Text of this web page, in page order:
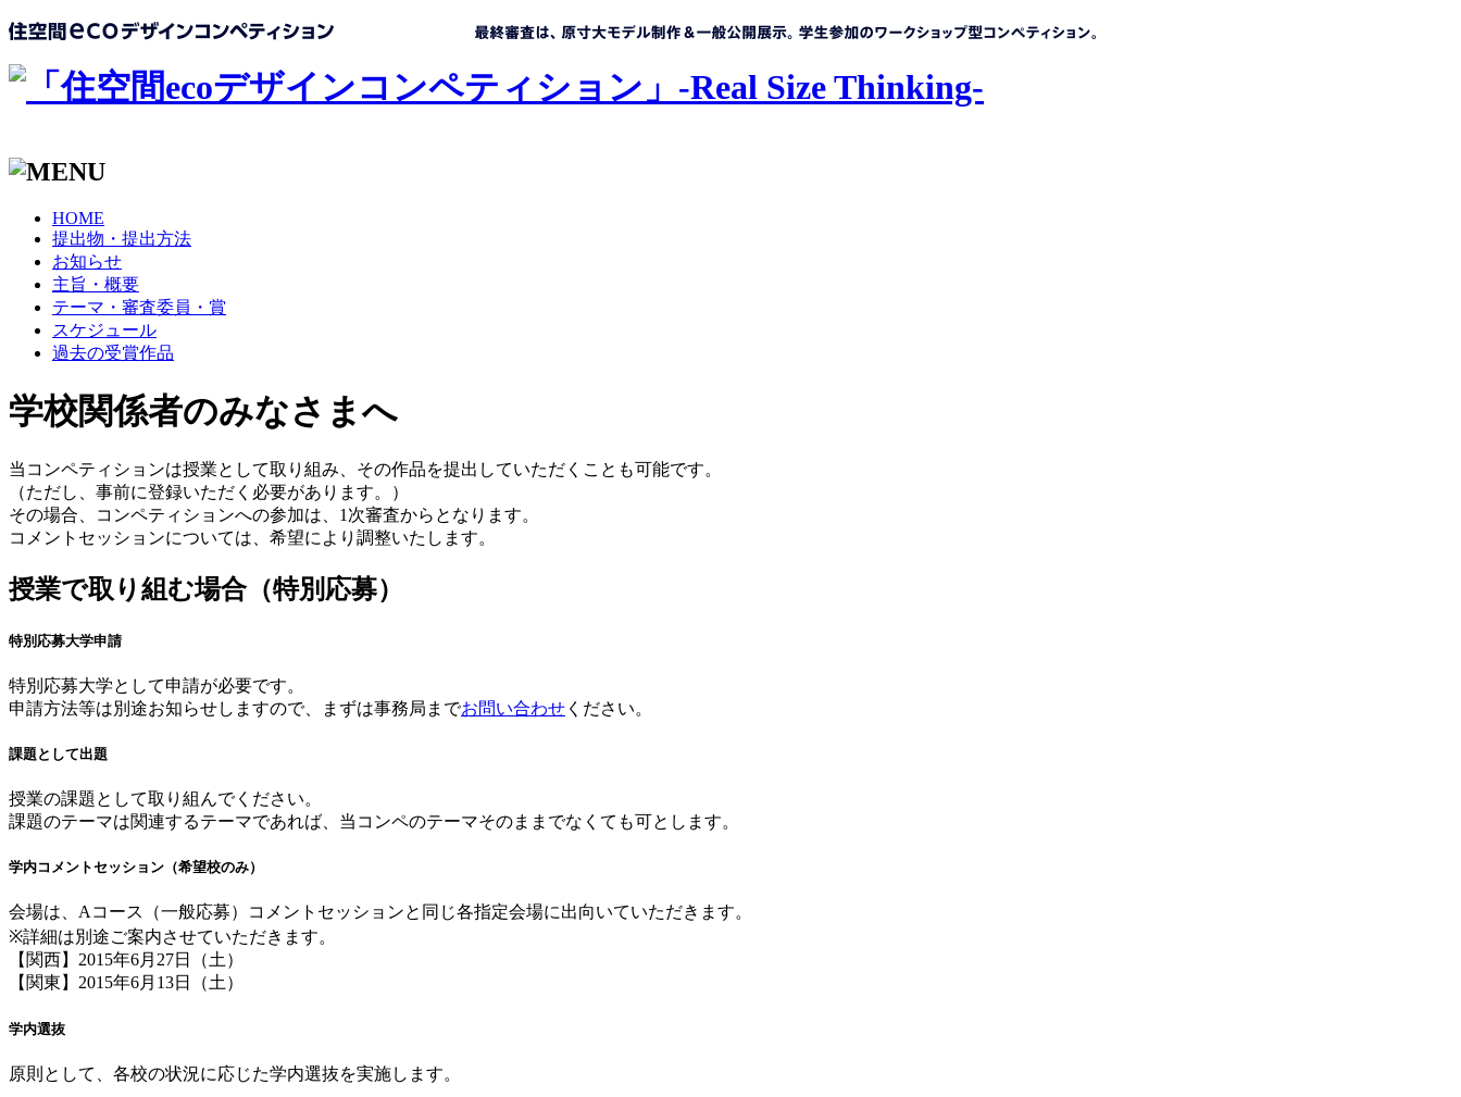
HOME
提出物・提出方法
お知らせ
主旨・概要
テーマ・審査委員・賞
スケジュール
過去の受賞作品
学校関係者のみなさまへ
当コンペティションは授業として取り組み、その作品を提出していただくことも可能です。
（ただし、事前に登録いただく必要があります。）
その場合、コンペティションへの参加は、1次審査からとなります。
コメントセッションについては、希望により調整いたします。
授業で取り組む場合（特別応募）
特別応募大学申請
特別応募大学として申請が必要です。
申請方法等は別途お知らせしますので、まずは事務局までお問い合わせ ください。
課題として出題
授業の課題として取り組んでください。
課題のテーマは関連するテーマであれば、当コンペのテーマそのままでなくても可とします。
学内コメントセッション（希望校のみ）
会場は、Aコース（一般応募）コメントセッションと同じ各指定会場に出向いていただきます。
※詳細は別途ご案内させていただきます。
【関西】2015年6月27日（土）
【関東】2015年6月13日（土）
学内選抜
原則として、各校の状況に応じた学内選抜を実施します。